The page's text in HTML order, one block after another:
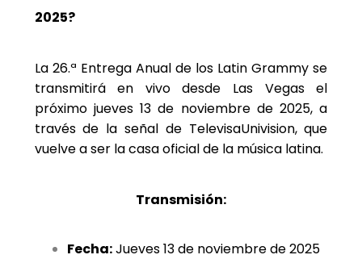
2025?
La 26.ª Entrega Anual de los Latin Grammy se
transmitirá en vivo desde Las Vegas el
próximo jueves 13 de noviembre de 2025, a
través de la señal de TelevisaUnivision, que
vuelve a ser la casa oficial de la música latina.
Transmisión:
Fecha:Jueves 13 de noviembre de 2025